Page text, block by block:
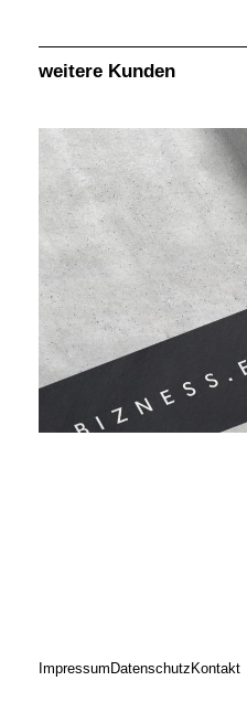
weitere Kunden
Impressum Datenschutz Kontakt